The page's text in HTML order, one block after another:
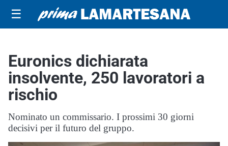
☰
Euronics dichiarata
insolvente, 250 lavoratori a
rischio
Nominato un commissario. I prossimi 30 giorni
decisivi per il futuro del gruppo.